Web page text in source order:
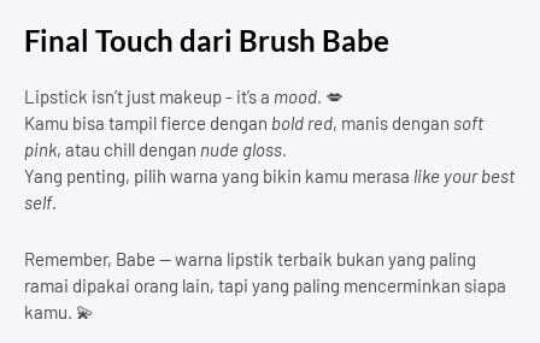
Final Touch dari Brush Babe
Lipstick isn’t just makeup - it’s a mood. 💋
Kamu bisa tampil fierce dengan bold red, manis dengan soft
pink, atau chill dengan nude gloss.
Yang penting, pilih warna yang bikin kamu merasa like your best
self.
Remember, Babe — warna lipstik terbaik bukan yang paling
ramai dipakai orang lain, tapi yang paling mencerminkan siapa
kamu. 💫